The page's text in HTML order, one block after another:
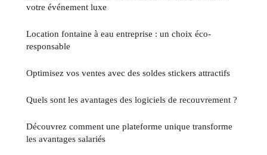
votre événement luxe
Location fontaine à eau entreprise : un choix éco-
responsable
Optimisez vos ventes avec des soldes stickers attractifs
Quels sont les avantages des logiciels de recouvrement ?
Découvrez comment une plateforme unique transforme
les avantages salariés